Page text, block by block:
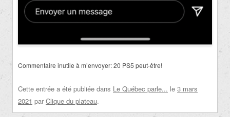
Commentaire inutile à m’envoyer:20 PS5 peut-être!
Cette entrée a été publiée dans Le Québec parle... le 3 mars
2021 par Clique du plateau.